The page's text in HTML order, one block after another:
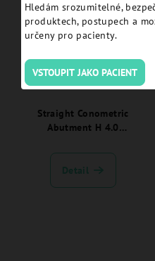
Straight Conometric
Abutment H 4.0
EVCP40C:
Detail
Hledám srozumitelné,
produktech, postupech a
určeny pro pacienty.
VSTOUPIT JAKO PACIENT